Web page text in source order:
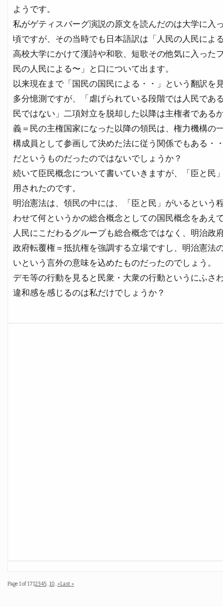
ようです。
私がゲティスバーグ演説の原文を読んだのは大学に入
頃ですが、その当時でも日本語訳は「人民の人民によ
高校大学にかけて漢詩や和歌、短歌その他気に入った
民の人民による〜」と口について出ます。
以来現在まで「国民の国民による・・」という翻訳を
多分憶測ですが、「虐げられている段階では人民であ
民ではない」二項対立を脱却した以降は主権者である
義＝民の主権国家になった以降の領民は、権力機構の
構成員として参画して決めた法に従う関係でもある・
だというものだったのではないでしょうか？
続いて臣民概念について書いていきますが、「臣と民
用されたのです。
明治憲法は、領民の中には、「臣と民」がいるという
わせて何というかの総合概念としての国民概念をあえ
人民にこだわるグループも総合概念ではなく、明治政
政府転覆権＝抵抗権を強調する立場ですし、明治憲法
いという言外の意味を込めたものだったのでしょう。
デモ等の行動を見ると民衆・大衆の行動というにふさ
違和感を感じるのは私だけでしょうか？
Page 1 of 1712345...10...»Last »